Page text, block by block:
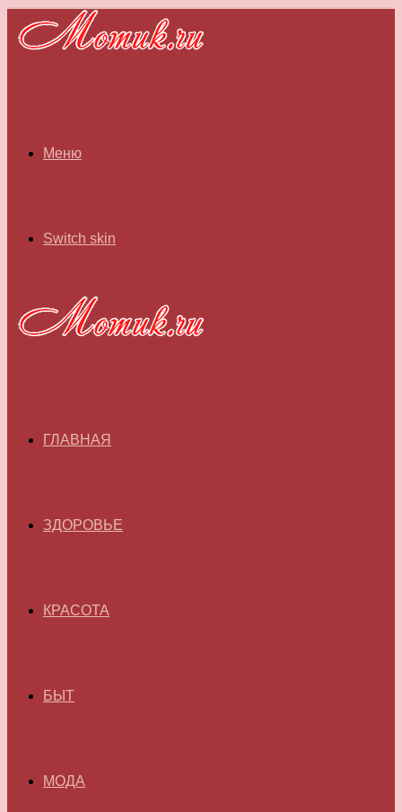
Меню
Switch skin
ГЛАВНАЯ
ЗДОРОВЬЕ
КРАСОТА
БЫТ
МОДА